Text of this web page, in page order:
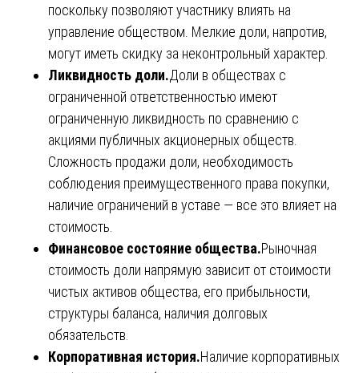
поскольку позволяют участнику влиять на
управление обществом. Мелкие доли, напротив,
могут иметь скидку за неконтрольный характер.
Ликвидность доли.Доли в обществах с
ограниченной ответственностью имеют
ограниченную ликвидность по сравнению с
акциями публичных акционерных обществ.
Сложность продажи доли, необходимость
соблюдения преимущественного права покупки,
наличие ограничений в уставе — все это влияет на
стоимость.
Финансовое состояние общества.Рыночная
стоимость доли напрямую зависит от стоимости
чистых активов общества, его прибыльности,
структуры баланса, наличия долговых
обязательств.
Корпоративная история.Наличие корпоративных